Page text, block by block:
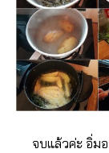
จบแล้วค่ะ อิ่มอร่